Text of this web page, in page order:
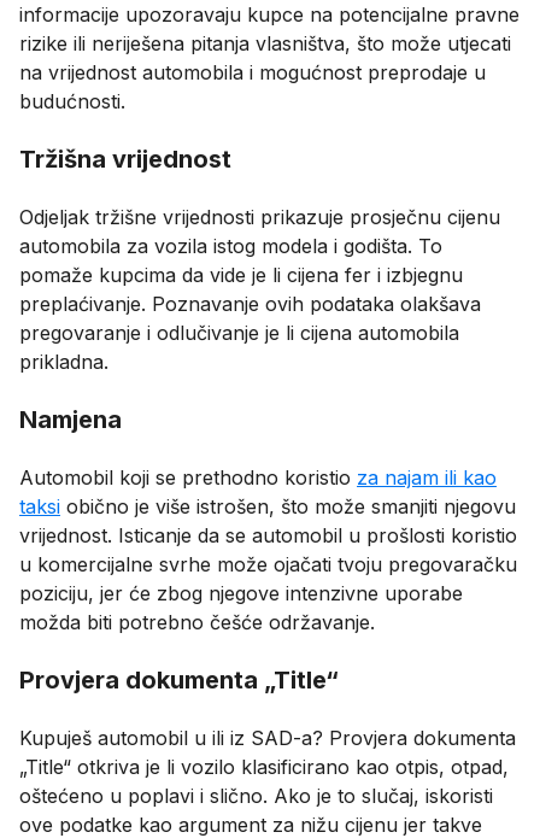
informacije upozoravaju kupce na potencijalne pravne
rizike ili neriješena pitanja vlasništva, što može utjecati
na vrijednost automobila i mogućnost preprodaje u
budućnosti.
Tržišna vrijednost
Odjeljak tržišne vrijednosti prikazuje prosječnu cijenu
automobila za vozila istog modela i godišta. To
pomaže kupcima da vide je li cijena fer i izbjegnu
preplaćivanje. Poznavanje ovih podataka olakšava
pregovaranje i odlučivanje je li cijena automobila
prikladna.
Namjena
Automobil koji se prethodno koristio za najam ili kao
taksi obično je više istrošen, što može smanjiti njegovu
vrijednost. Isticanje da se automobil u prošlosti koristio
u komercijalne svrhe može ojačati tvoju pregovaračku
poziciju, jer će zbog njegove intenzivne uporabe
možda biti potrebno češće održavanje.
Provjera dokumenta „Title“
Kupuješ automobil u ili iz SAD-a? Provjera dokumenta
„Title“ otkriva je li vozilo klasificirano kao otpis, otpad,
oštećeno u poplavi i slično. Ako je to slučaj, iskoristi
ove podatke kao argument za nižu cijenu jer takve